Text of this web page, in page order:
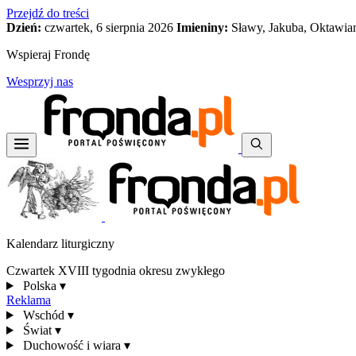
Przejdź do treści
Dzień: czwartek, 6 sierpnia 2026 Imieniny: Sławy, Jakuba,
Wspieraj Frondę
Wesprzyj nas
Kalendarz liturgiczny
Czwartek XVIII tygodnia okresu zwykłego
Polska ▾
Reklama
Wschód ▾
Świat ▾
Duchowość i wiara ▾